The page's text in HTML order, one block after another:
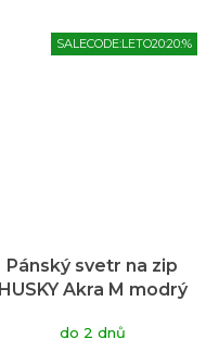
SALECODE:LETO20:20:%
Pánský svetr na zip
HUSKY Akra M modrý
do 2 dnů